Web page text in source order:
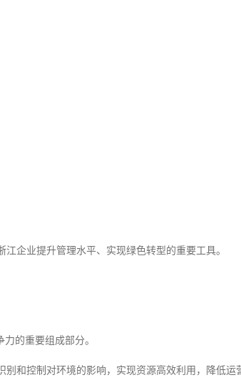
企业提升管理水平、实现绿色转型的重要工具。
的重要组成部分。
和控制对环境的影响，实现资源高效利用，降低运